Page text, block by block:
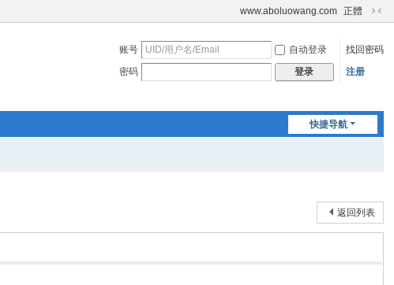
www.aboluowang.com 正體
切
到
账号 自动登录
找回密码
密码
登录 注册
快捷导航
返回列表